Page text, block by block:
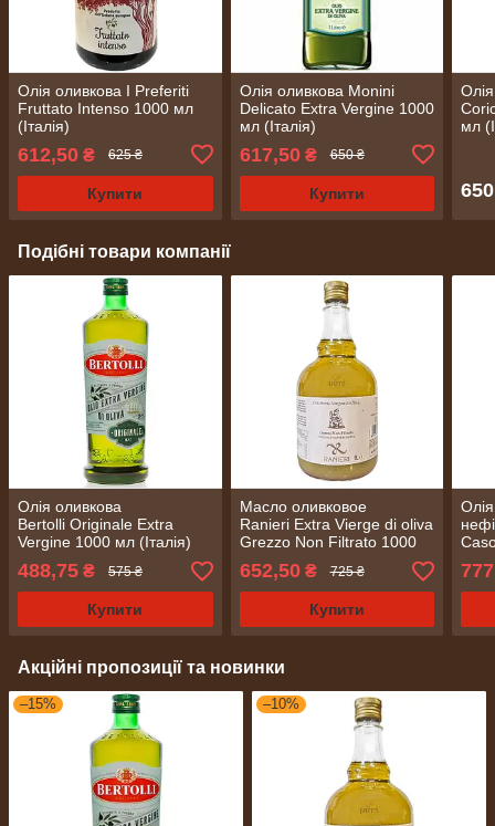
Олія оливкова I Preferiti
Fruttato Intenso 1000 мл
(Італія)
612,50 ₴ 625 ₴
Купити
Олія оливкова Monini
Delicato Extra Vergine 1000
мл (Італія)
617,50₴ 650 ₴
Купити
мл
650
Подібні товари компанії
Олія оливкова
Bertolli Originale Extra
Vergine 1000 мл (Італія)
488,75 ₴ 575 ₴
Купити
Масло оливковое
Ranieri Extra Vierge di oliva
Grezzo Non Filtrato 1000
мл (Италия)
652,50₴ 725 ₴
Купити
Акційні пропозиції та новинки
–15% –10%